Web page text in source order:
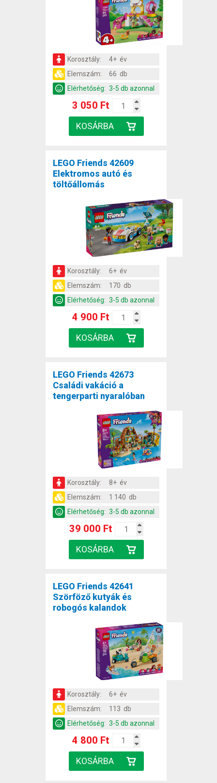
Korosztály:
4+ év
Elemszám:
66 db
Elérhetőség: 3-5 db azonnal
3 050 Ft
LEGO Friends 42609
Elektromos autó és
töltőállomás
Korosztály:
6+ év
Elemszám:
170 db
Elérhetőség: 3-5 db azonnal
4 900 Ft
LEGO Friends 42673
Családi vakáció a
tengerparti nyaralóban
Korosztály:
8+ év
Elemszám:
1 140 db
Elérhetőség: 3-5 db azonnal
39 000 Ft
LEGO Friends 42641
Szörföző kutyák és
robogós kalandok
Korosztály:
6+ év
Elemszám:
113 db
Elérhetőség: 3-5 db azonnal
4 800 Ft